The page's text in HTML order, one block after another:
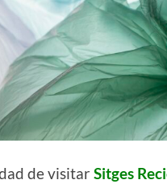
de visitar Sitges